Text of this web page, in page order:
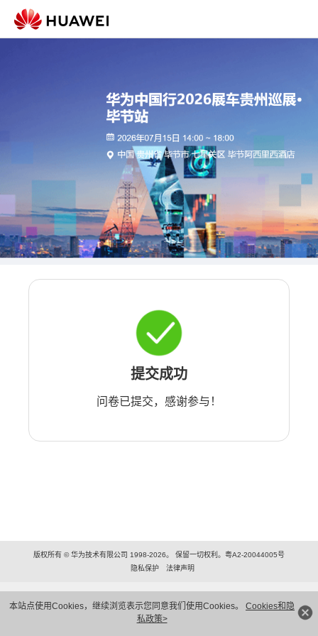
本站点使用Cookies，继续浏览表示您同意我们使用Cookies。 Cookies和隐
私政策>
提交成功
问卷已提交，感谢参与！
版权所有 © 华为技术有限公司 1998-2026。 保留一切权利。粤A2-20044005号
隐私保护
法律声明